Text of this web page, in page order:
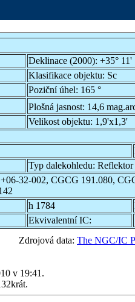
Deklinace (2000): +35° 11'
Klasifikace objektu: Sc
Poziční úhel: 165 °
Plošná jasnost: 14,6
Velikost objektu: 1,9'x1,3'
Typ dalekohledu: Reflektor
32-002, CGCG 191.080,
h 1784
Ekvivalentní IC:
Zdrojová data: The NGC/IC
v 19:41.